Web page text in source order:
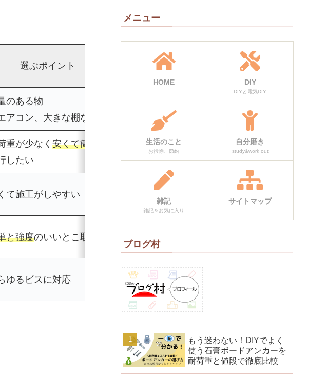
選ぶポイント
のある物
アコン、大きな棚など）
重が少なく 安くて簡単
したい
て施工がしやすい
と強度のいいとこ取り
ゆるビスに対応
メニュー
HOME DIY
DIYと電気DIY
生活のこと
お掃除、節約
自分磨き
study&work out
雑記
雑記＆お気に入り
サイトマップ
ブログ村
もう迷わない！DIYでよく
使う石膏ボードアンカーを
耐荷重と値段で徹底比較